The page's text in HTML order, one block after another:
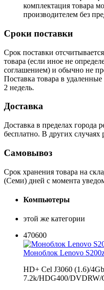
комплектация товара
производителем без
Сроки поставки
Срок поставки
товара (если иное не
соглашением) и обычно не
Поставка товара в
2 недель.
Доставка
Доставка в пределах города
бесплатно. В других случаях
Самовывоз
Срок хранения товара на
(Семи) дней с момента
Компьютеры
этой же категории
470600
Моноблок Lenovo
HD+ Cel J3060 (1.6)/
7.2k/HDG400/